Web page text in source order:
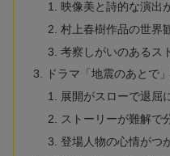
映像美と詩的な演出
村上春樹作品の世界
考察しがいのあるス
ドラマ「地震のあとで
展開がスローで退屈
ストーリーが難解で
登場人物の心情がつ